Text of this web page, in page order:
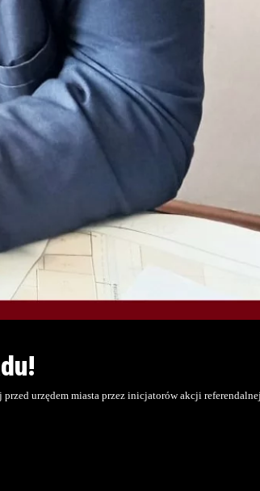
urzędem miasta przez inicjatorów akcji